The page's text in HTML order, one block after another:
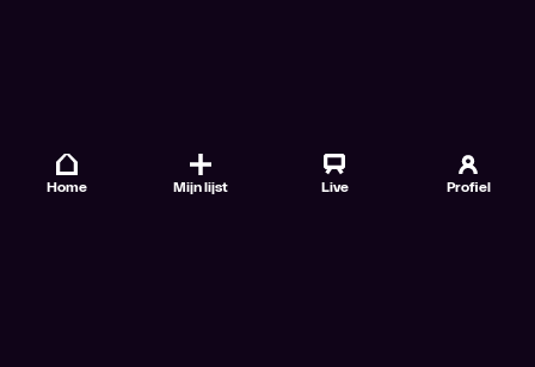
Home Mijn lijst Live Profiel